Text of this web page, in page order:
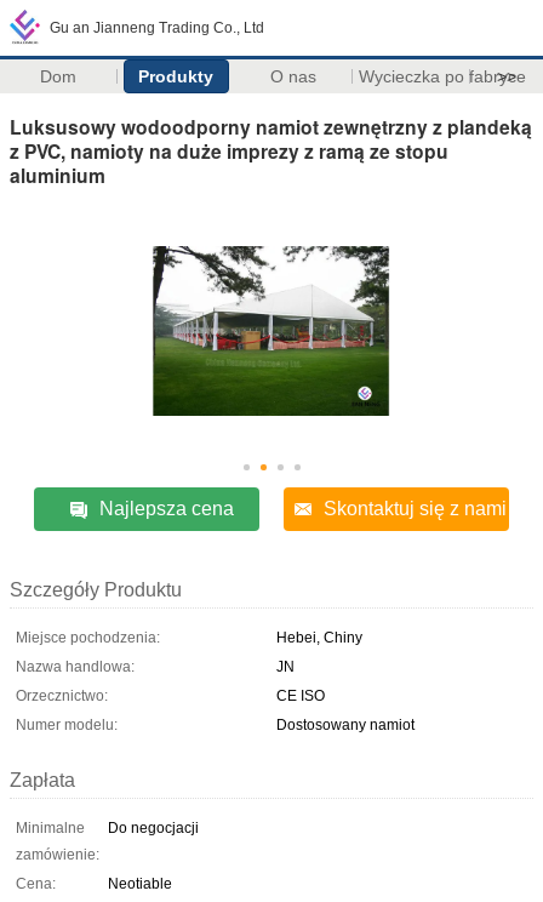
Gu an Jianneng Trading Co., Ltd
Dom Produkty O nas Wycieczka po fabryce
>>
Luksusowy wodoodporny namiot zewnętrzny z plandeką
z PVC, namioty na duże imprezy z ramą ze stopu
aluminium
Najlepsza cena Skontaktuj się z nami
Szczegóły Produktu
Miejsce pochodzenia:
Hebei, Chiny
Nazwa handlowa:
JN
Orzecznictwo:
CE ISO
Numer modelu:
Dostosowany namiot
Zapłata
Minimalne
zamówienie:
Do negocjacji
Cena:
Neotiable